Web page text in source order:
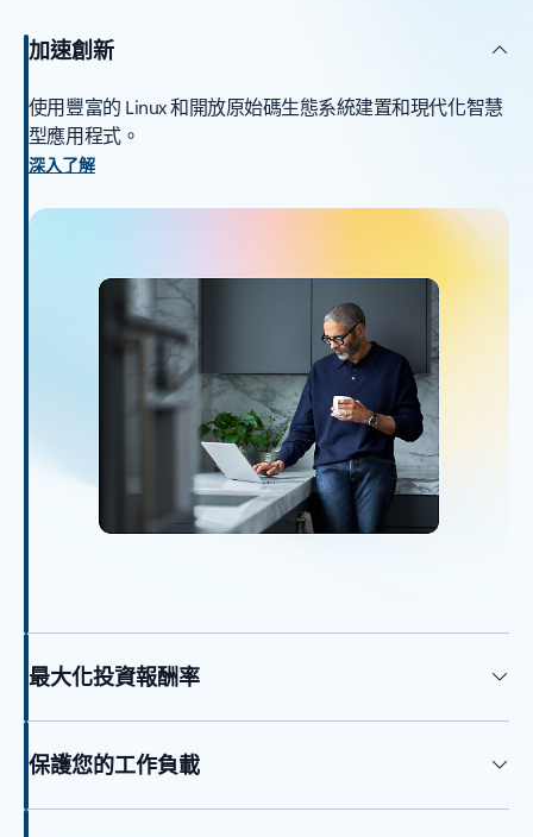
加速創新
使用豐富的 Linux 和開放原始碼生態系統建置和現代化智慧
型應用程式。
深入了解
最大化投資報酬率
保護您的工作負載